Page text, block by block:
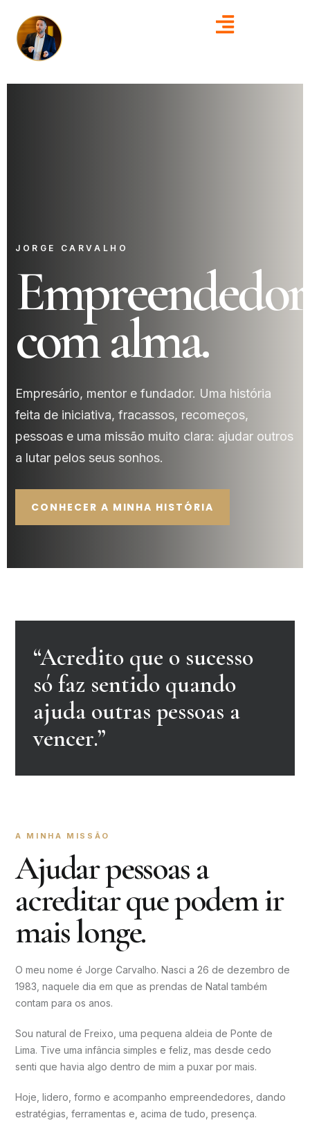
JORGE CARVALHO
com alma.
Empresário, mentor e fundador. Uma história
feita de iniciativa, fracassos, recomeços,
pessoas e uma missão muito clara: ajudar outros
a lutar pelos seus sonhos.
CONHECER A MINHA HISTÓRIA
“Acredito que o sucesso
só faz sentido quando
ajuda outras pessoas a
vencer.”
A MINHA MISSÃO
Ajudar pessoas a
acreditar que podem ir
mais longe.
O meu nome é Jorge Carvalho. Nasci a 26 de dezembro de
1983, naquele dia em que as prendas de Natal também
contam para os anos.
Sou natural de Freixo, uma pequena aldeia de Ponte de
Lima. Tive uma infância simples e feliz, mas desde cedo
senti que havia algo dentro de mim a puxar por mais.
Hoje, lidero, formo e acompanho empreendedores, dando
estratégias, ferramentas e, acima de tudo, presença.